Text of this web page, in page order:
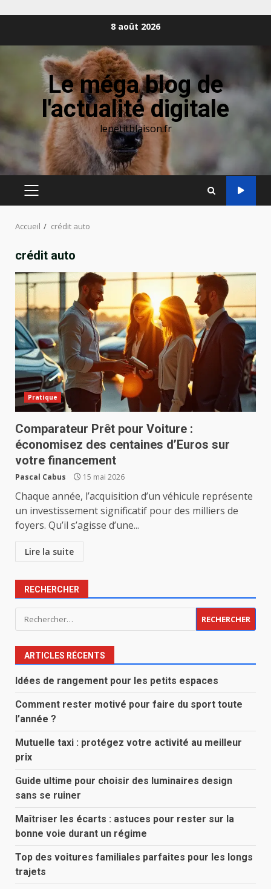
8 août 2026
Le méga blog de
l'actualité digitale
lepetitblaison.fr
MENU
Accueil crédit auto
crédit auto
Pratique
Comparateur Prêt pour Voiture :
économisez des centaines d’Euros sur
votre financement
Pascal Cabus 15 mai 2026
Chaque année, l’acquisition d’un véhicule représente
un investissement significatif pour des milliers de
foyers. Qu’il s’agisse d’une...
Lire la suite
RECHERCHER
Rechercher :
ARTICLES RÉCENTS
Idées de rangement pour les petits espaces
Comment rester motivé pour faire du sport toute
l’année ?
Mutuelle taxi : protégez votre activité au meilleur
prix
Guide ultime pour choisir des luminaires design
sans se ruiner
Maîtriser les écarts : astuces pour rester sur la
bonne voie durant un régime
Top des voitures familiales parfaites pour les longs
trajets